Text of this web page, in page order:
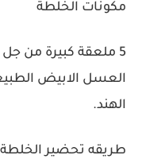
مكونات الخلطة
الهند.
طريقه تحضير